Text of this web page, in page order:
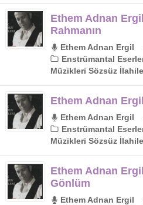
Ethem Adnan
Rahmanın
Ethem Adnan Ergil
Enstrümantal
Müzikleri Sözsüz
Ethem Adnan
Ethem Adnan Ergil
Enstrümantal
Müzikleri Sözsüz
Ethem Adnan
Gönlüm
Ethem Adnan Ergil